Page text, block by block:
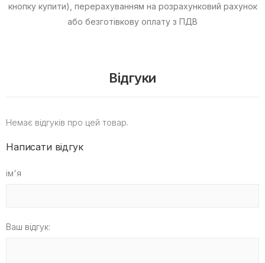
кнопку купити), перерахуванням на розрахунковий рахунок
або безготівкову оплату з ПДВ
Відгуки
Немає відгуків про цей товар.
Написати відгук
ім'я
Ваш відгук: